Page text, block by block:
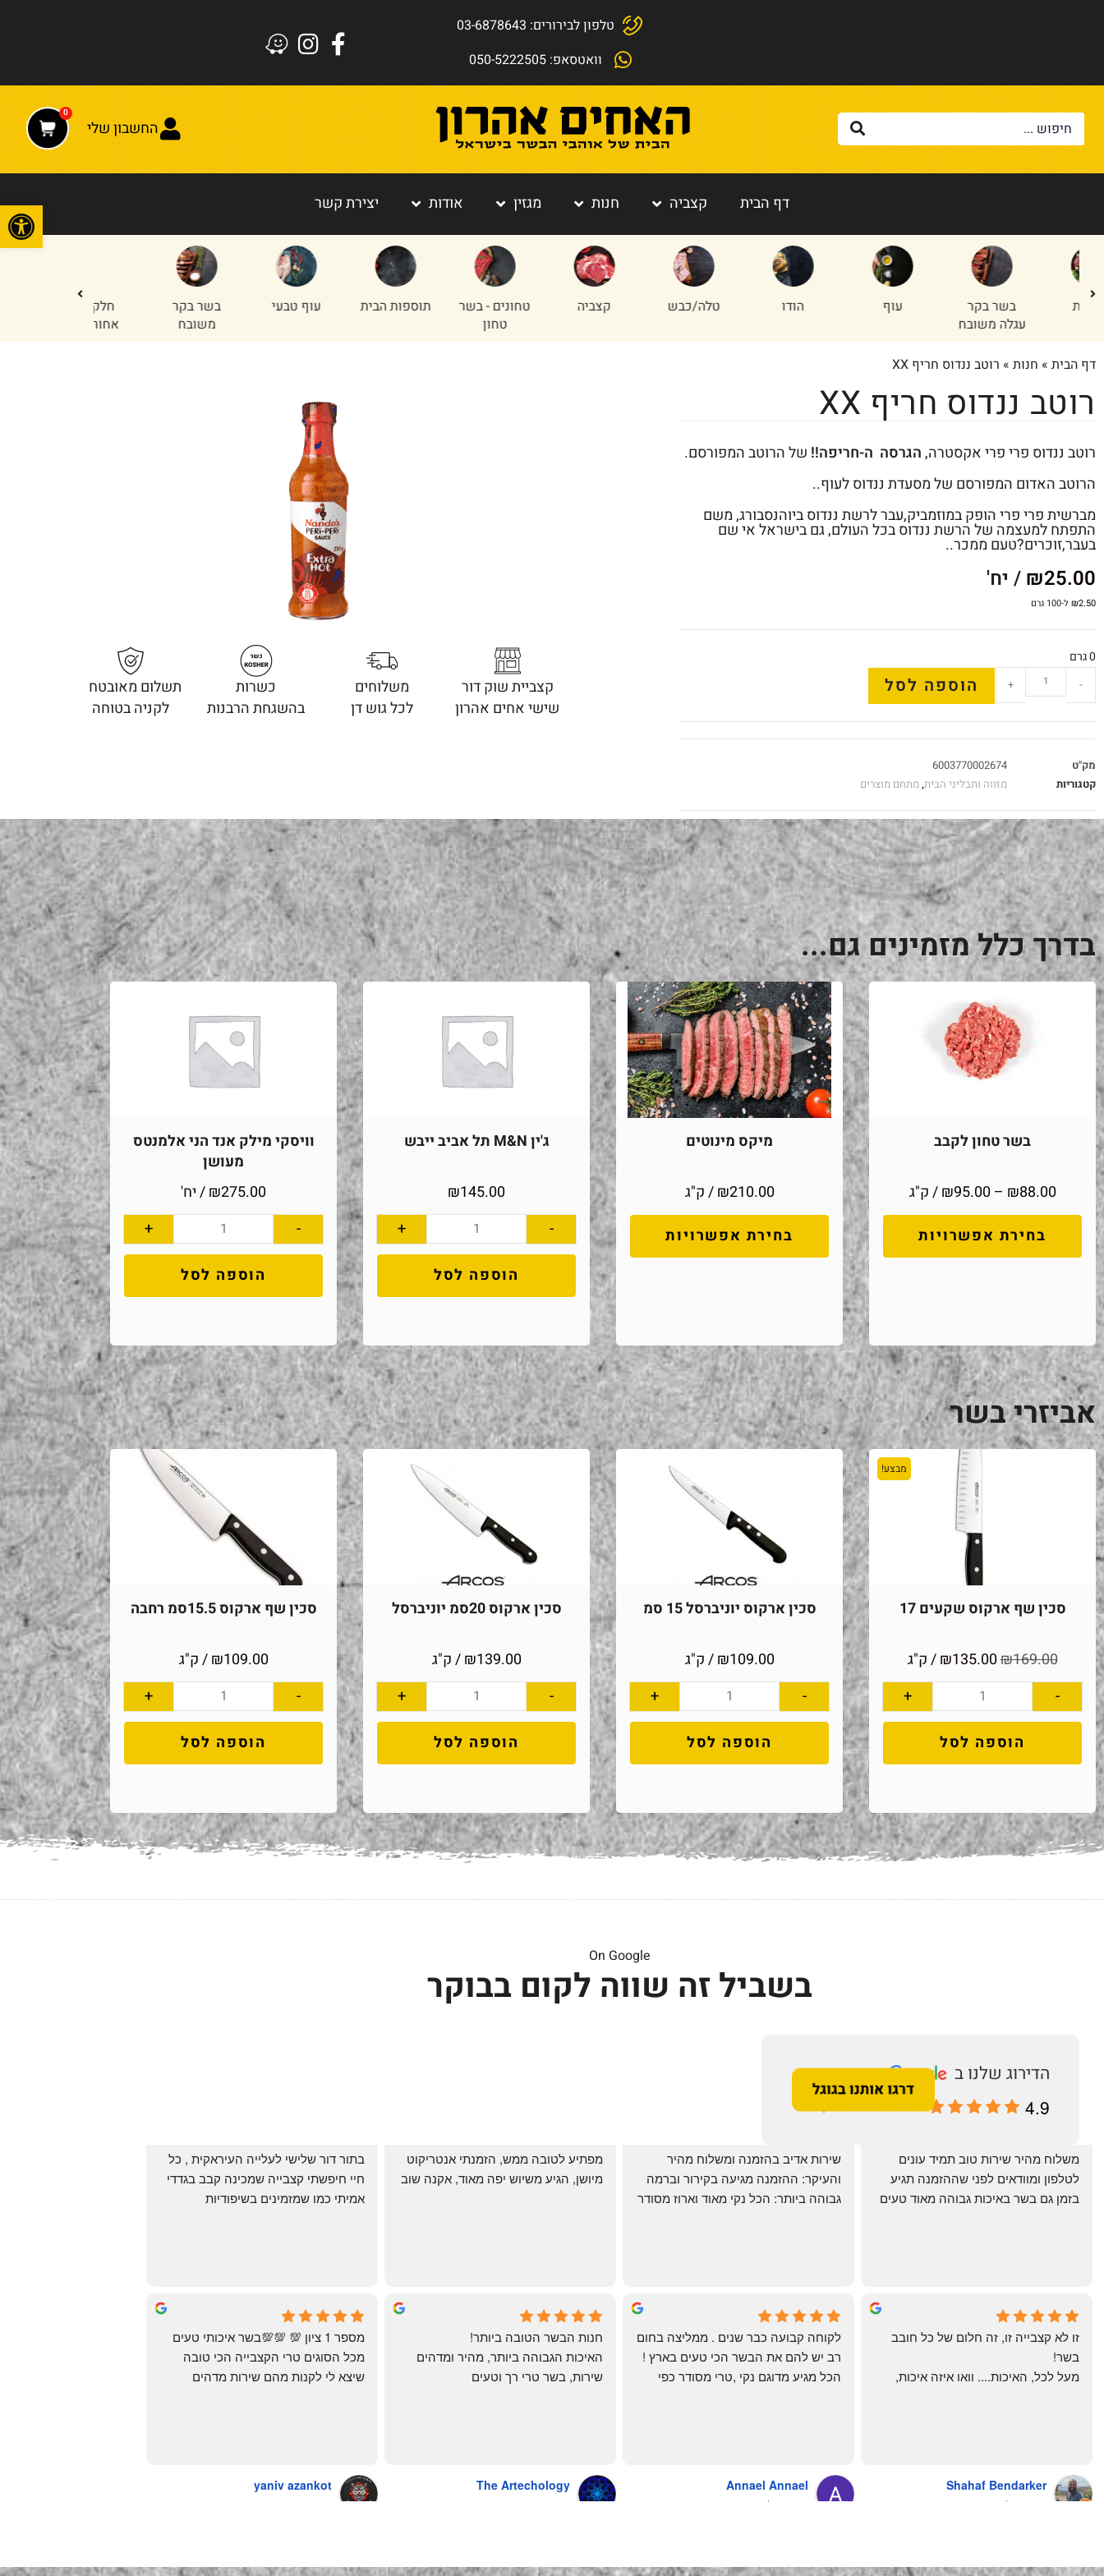
טלפון לבירורים: 03-6878643
וואטסאפ: 050-5222505
החשבון שלי
0
דף הבית קצביה חנות מגזין אודות יצירת קשר
בשר בקר
עגלה משובח
טלה/כבש
טחונים - בשר
תוספות הבית עוף טבעי
בשר בקר
אחוריים
דף הבית » חנות » רוטב ננדוס חריף XX
רוטב ננדוס חריף XX
רוטב ננדוס פרי פרי אקסטרה,הגרסה ה-חריפה!! של הרוטב המפורסם.
הרוטב האדום המפורסם של מסעדת ננדוס לעוף..
מברשית פרי פרי הופק במוזמביק,עבר לרשת ננדוס ביוהנסבורג, משם
התפתח למעצמה של הרשת ננדוס בכל העולם, גם בישראל אי שם
בעבר,זוכרים?טעם ממכר..
₪25.00 / יח'
₪2.50 ל-100 גרם
0 גרם
-
+ הוספה לסל
מק"ט
6003770002674
קטגוריות
מזווה ותבליני הבית,מתחם מוצרים
קצביית שוק דור
שישי אחים אהרון
משלוחים
לכל גוש דן
כשרות
בהשגחת הרבנות
תשלום מאובטח
לקניה בטוחה
בדרך כלל מזמינים גם...
בשר טחון לקבב
₪88.00
–
₪95.00
/ ק"ג
בחירת אפשרויות
מיקס מינוטים
₪210.00
/ ק"ג
בחירת אפשרויות
ג'ין M&N תל אביב ייבש
₪145.00
-
+
הוספה לסל
וויסקי מילק אנד הני אלמנטס
מעושן
₪275.00 / יח'
-
+
הוספה לסל
אביזרי בשר
מבצע!
סכין שף ארקוס שקעים 17
₪169.00
₪135.00 / ק"ג
-
+
הוספה לסל
סכין ארקוס יוניברסל 15 סמ
₪109.00 / ק"ג
-
+
הוספה לסל
סכין ארקוס 20סמ יוניברסל
₪139.00 / ק"ג
-
+
הוספה לסל
סכין שף ארקוס 15.5סמ רחבה
₪109.00 / ק"ג
-
+
הוספה לסל
On Google
בשביל זה שווה לקום בבוקר
4.9
May Azulay
a month ago
michal gottfried
4 months ago
שי
4 months ago
מיושן, הגיע משיוש יפה מאוד, אקנה שוב
Yonatan Menashe
6 months ago
Shahaf Bendarker
בשר!
אהרון' איך מנהלים עסק ושירות לקוחות
Annael Annael
The Artechology
חנות הבשר הטובה ביותר!
האיכות הגבוהה ביותר, מהיר ומדהים
שירות, בשר טרי רך וטעים
yaniv azankot